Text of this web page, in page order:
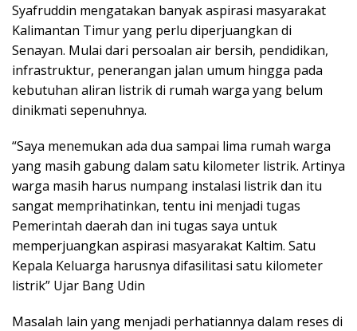
Syafruddin mengatakan banyak aspirasi masyarakat
Kalimantan Timur yang perlu diperjuangkan di
Senayan. Mulai dari persoalan air bersih, pendidikan,
infrastruktur, penerangan jalan umum hingga pada
kebutuhan aliran listrik di rumah warga yang belum
dinikmati sepenuhnya.
“Saya menemukan ada dua sampai lima rumah warga
yang masih gabung dalam satu kilometer listrik. Artinya
warga masih harus numpang instalasi listrik dan itu
sangat memprihatinkan, tentu ini menjadi tugas
Pemerintah daerah dan ini tugas saya untuk
memperjuangkan aspirasi masyarakat Kaltim. Satu
Kepala Keluarga harusnya difasilitasi satu kilometer
listrik” Ujar Bang Udin
Masalah lain yang menjadi perhatiannya dalam reses di